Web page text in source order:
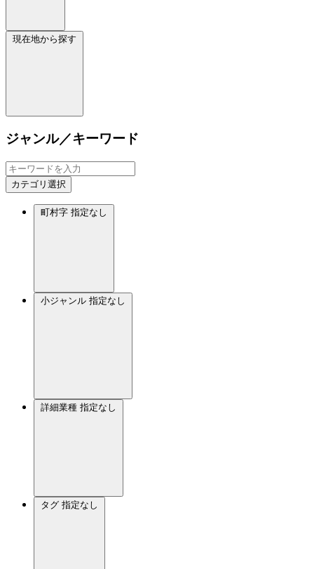
現在地から探す
ジャンル／キーワード
カテゴリ選択
町村字 指定なし
小ジャンル 指定なし
詳細業種 指定なし
タグ 指定なし